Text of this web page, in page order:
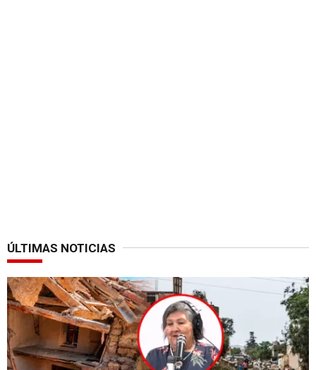
ÚLTIMAS NOTICIAS